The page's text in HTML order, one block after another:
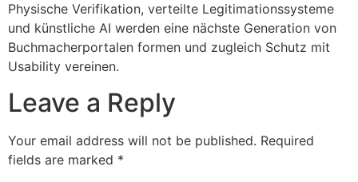
Physische Verifikation, verteilte Legitimationssysteme
und künstliche AI werden eine nächste Generation von
Buchmacherportalen formen und zugleich Schutz mit
Usability vereinen.
Leave a Reply
Your email address will not be published. Required
fields are marked *